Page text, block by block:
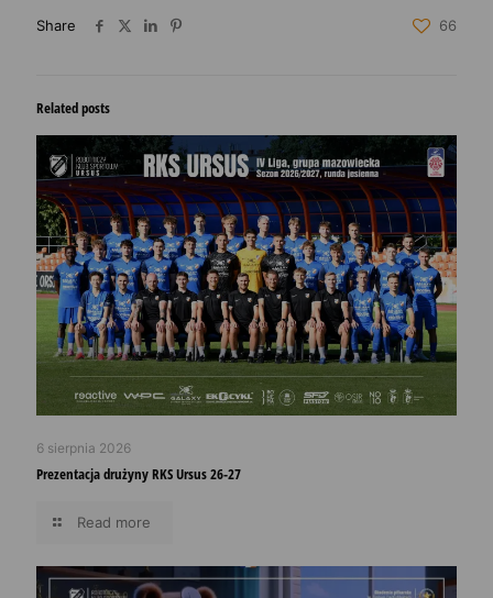
Share 66
Related posts
6 sierpnia 2026
Prezentacja drużyny RKS Ursus 26-27
Read more